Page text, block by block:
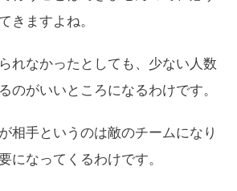
きますよね。
れなかったとしても、少ない人数
のがいいところになるわけです。
相手というのは敵のチームになり
になってくるわけです。